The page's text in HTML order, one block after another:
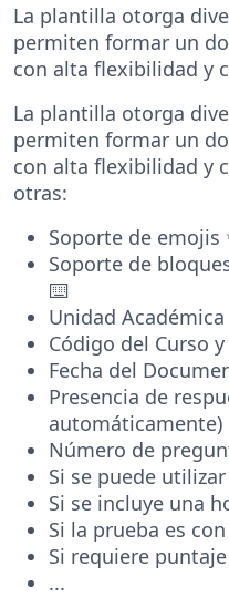
La plantilla otorga
permiten formar un
con alta flexibilidad y
La plantilla otorga
permiten formar un
con alta flexibilidad y
otras:
Soporte de emojis
Soporte de
⌨️
Unidad Académica
Código del Curso
Fecha del
Presencia de
automáticamente)
Número de
Si se puede
Si se incluye una
Si la prueba es
Si requiere
...